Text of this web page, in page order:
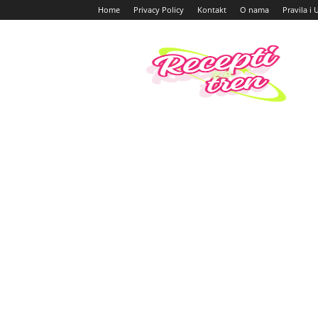
Home Privacy Policy Kontakt O nama Pravila i
za
tren